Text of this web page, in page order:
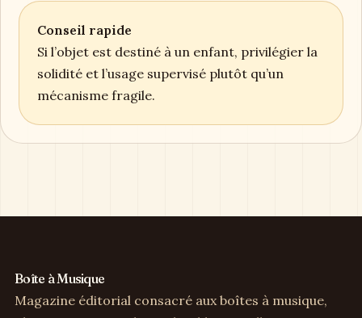
Conseil rapide
Si l’objet est destiné à un enfant, privilégier la
solidité et l’usage supervisé plutôt qu’un
mécanisme fragile.
Boîte à Musique
Magazine éditorial consacré aux boîtes à musique,